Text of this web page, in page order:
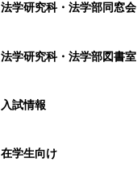
法学研究科・法学部同窓会
法学研究科・法学部図書室
入試情報
在学生向け